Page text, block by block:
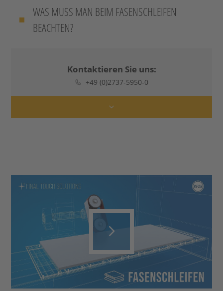
WAS MUSS MAN BEIM FASENSCHLEIFEN
BEACHTEN?
Kontaktieren Sie uns:
+49 (0)2737-5950-0
Play